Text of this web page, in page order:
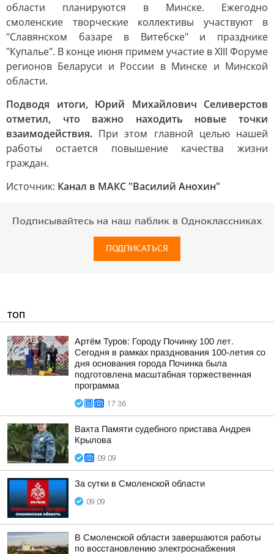
области планируются в Минске. Ежегодно
смоленские творческие коллективы участвуют в
"Славянском базаре в Витебске" и празднике
"Купалье". В конце июня примем участие в XIII Форуме
регионов Беларуси и России в Минске и Минской
области.
Подводя итоги, Юрий Михайлович Селиверстов
отметил, что важно находить новые точки
взаимодействия. При этом главной целью нашей
работы остается повышение качества жизни
граждан.
Источник: Канал в МАКС "Василий Анохин"
Подписывайтесь на наш паблик в Одноклассниках
ПОДПИСАТЬСЯ
ТОП
Артём Туров: Городу Починку 100 лет.
Сегодня в рамках празднования 100-летия со
дня основания города Починка была
подготовлена масштабная торжественная
программа
17:36
Вахта Памяти судебного пристава Андрея
Крылова
09:09
За сутки в Смоленской области
09:09
В Смоленской области завершаются работы
по восстановлению электроснабжения